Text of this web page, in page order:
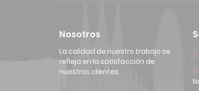
Nosotros
La calidad de nuestro trabajo se
refleja en la satisfacción de
nuestros clientes.